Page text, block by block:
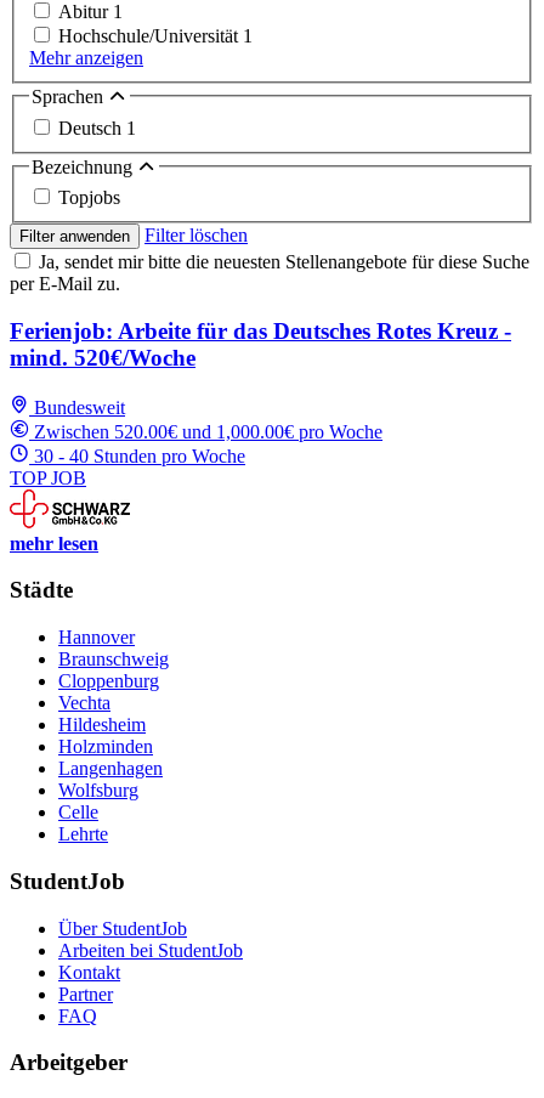
Abitur 1
Hochschule/Universität 1
Mehr anzeigen
Sprachen
Deutsch 1
Bezeichnung
Topjobs
Filter anwenden
Filter löschen
Ja, sendet mir bitte die neuesten Stellenangebote für diese Suche
per E-Mail zu.
Ferienjob: Arbeite für das Deutsches Rotes Kreuz -
mind. 520€/Woche
Bundesweit
Zwischen 520.00€ und 1,000.00€ pro Woche
30 - 40 Stunden pro Woche
TOP JOB
mehr lesen
Städte
Hannover
Braunschweig
Cloppenburg
Vechta
Hildesheim
Holzminden
Langenhagen
Wolfsburg
Celle
Lehrte
StudentJob
Über StudentJob
Arbeiten bei StudentJob
Kontakt
Partner
FAQ
Arbeitgeber